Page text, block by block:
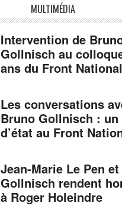
MULTIMÉDIA
Intervention de
Gollnisch au
ans du Front National
Les conversations
Bruno Gollnisch : un
d’état au Front
Jean-Marie Le Pen
Gollnisch rendent
à Roger Holeindre